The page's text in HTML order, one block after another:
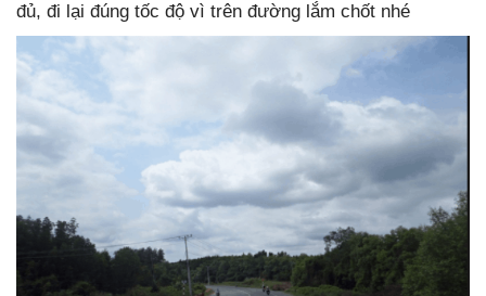
đủ, đi lại đúng tốc độ vì trên đường lắm chốt nhé